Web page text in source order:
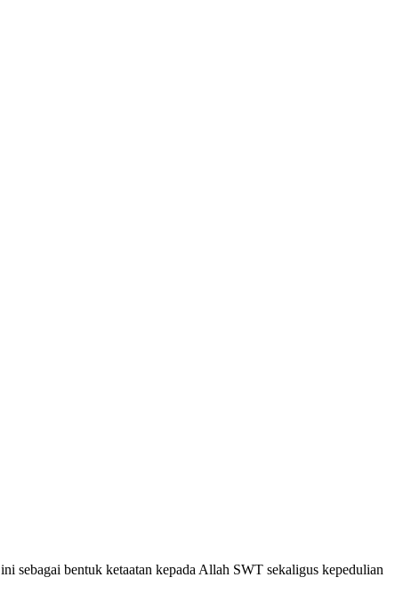
sebagai bentuk ketaatan kepada Allah SWT sekaligus kepedulian